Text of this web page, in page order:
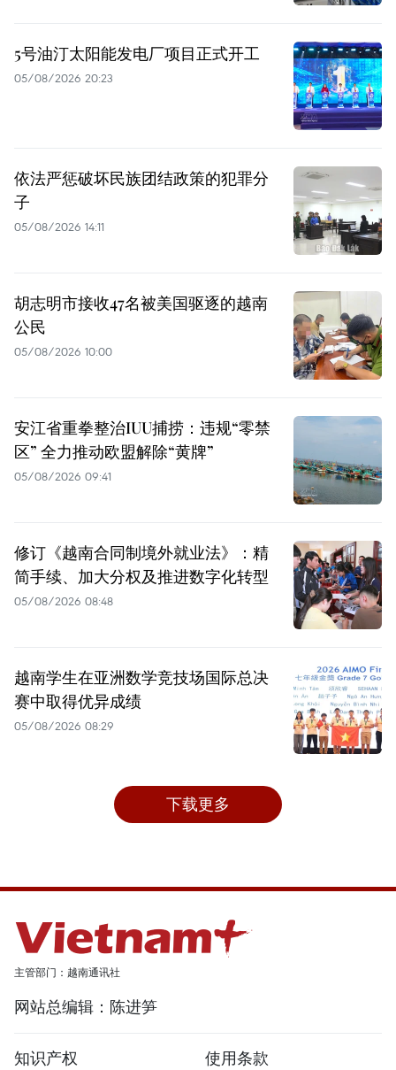
5号油汀太阳能发电厂项目正式开工
05/08/2026 20:23
依法严惩破坏民族团结政策的犯罪分
子
05/08/2026 14:11
胡志明市接收47名被美国驱逐的越南
公民
05/08/2026 10:00
安江省重拳整治IUU捕捞：违规“零禁
区” 全力推动欧盟解除“黄牌”
05/08/2026 09:41
修订《越南合同制境外就业法》：精
简手续、加大分权及推进数字化转型
05/08/2026 08:48
越南学生在亚洲数学竞技场国际总决
赛中取得优异成绩
05/08/2026 08:29
下载更多
主管部门：越南通讯社
网站总编辑：陈进笋
知识产权 使用条款